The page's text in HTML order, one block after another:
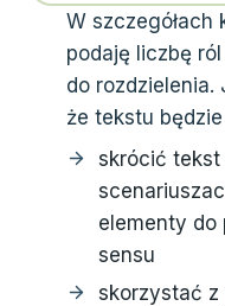
W szczegółach
podaję liczbę
do rozdzielenia.
że tekstu
skrócić
elementy do
sensu
skorzystać